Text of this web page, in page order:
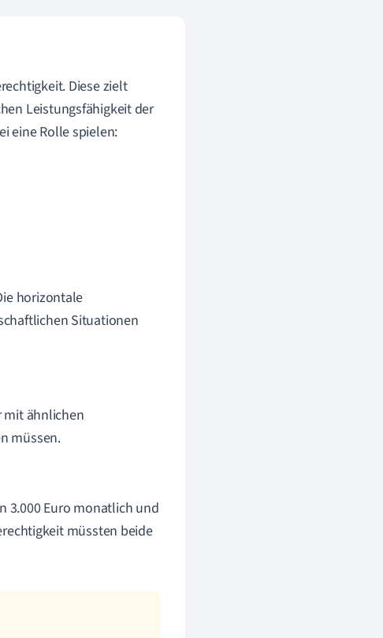
Diese zielt
Leistungsfähigkeit der
eine Rolle spielen:
horizontale
Situationen
mit ähnlichen
müssen.
3.000 Euro monatlich und
müssten beide